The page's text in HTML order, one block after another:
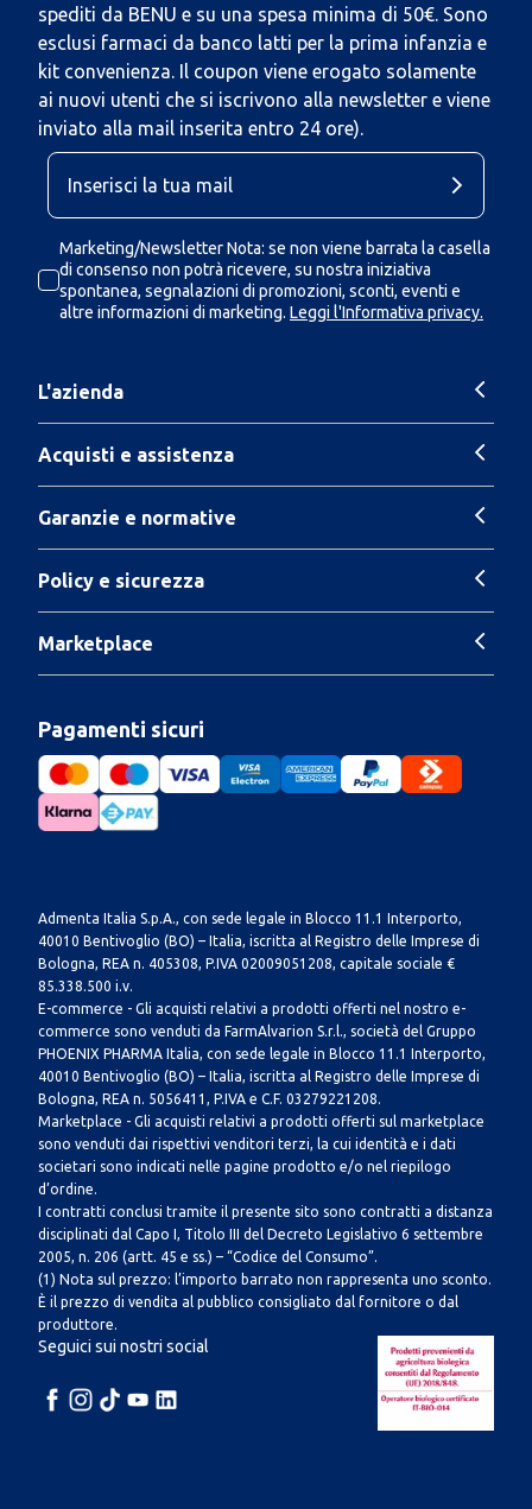
spediti da BENU e su una spesa minima di 50€. Sono
esclusi farmaci da banco latti per la prima infanzia e
kit convenienza. Il coupon viene erogato solamente
ai nuovi utenti che si iscrivono alla newsletter e viene
inviato alla mail inserita entro 24 ore).
Marketing/Newsletter Nota: se non viene barrata la casella
di consenso non potrà ricevere, su nostra iniziativa
spontanea, segnalazioni di promozioni, sconti, eventi e
altre informazioni di marketing. Leggi l'Informativa privacy.
L'azienda
Acquisti e assistenza
Garanzie e normative
Policy e sicurezza
Marketplace
Pagamenti sicuri
Admenta Italia S.p.A., con sede legale in Blocco 11.1 Interporto,
40010 Bentivoglio (BO) – Italia, iscritta al Registro delle Imprese di
Bologna, REA n. 405308, P.IVA 02009051208, capitale sociale €
85.338.500 i.v.
E-commerce - Gli acquisti relativi a prodotti offerti nel nostro e-
commerce sono venduti da FarmAlvarion S.r.l., società del Gruppo
PHOENIX PHARMA Italia, con sede legale in Blocco 11.1 Interporto,
40010 Bentivoglio (BO) – Italia, iscritta al Registro delle Imprese di
Bologna, REA n. 5056411, P.IVA e C.F. 03279221208.
Marketplace - Gli acquisti relativi a prodotti offerti sul marketplace
sono venduti dai rispettivi venditori terzi, la cui identità e i dati
societari sono indicati nelle pagine prodotto e/o nel riepilogo
d’ordine.
I contratti conclusi tramite il presente sito sono contratti a distanza
disciplinati dal Capo I, Titolo III del Decreto Legislativo 6 settembre
2005, n. 206 (artt. 45 e ss.) – “Codice del Consumo”.
(1) Nota sul prezzo: l’importo barrato non rappresenta uno sconto.
È il prezzo di vendita al pubblico consigliato dal fornitore o dal
produttore.
Seguici sui nostri social